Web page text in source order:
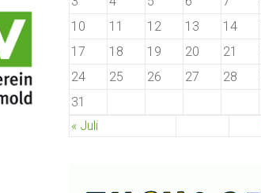
10
11 12 13 14
17
18 19 20 21
24
25 26 27 28
31
« Juli